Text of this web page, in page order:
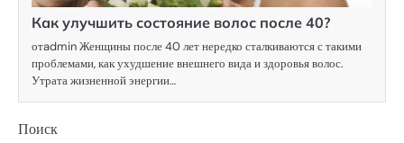
Как улучшить состояние волос после 40?
отadmin Женщины после 40 лет нередко сталкиваются с такими
проблемами, как ухудшение внешнего вида и здоровья волос.
Утрата жизненной энергии…
Поиск